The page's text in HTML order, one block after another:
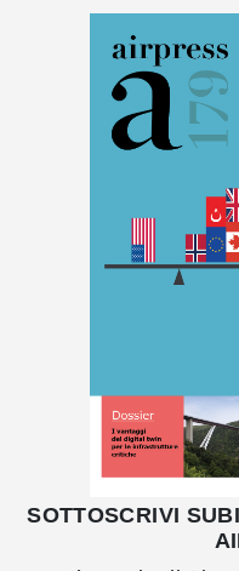
SOTTOSCRIVI